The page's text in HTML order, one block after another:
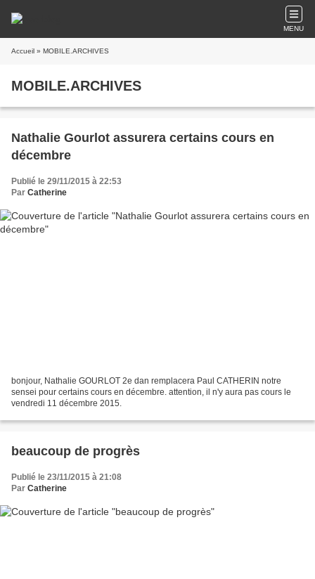
MENU
Accueil » MOBILE.ARCHIVES
MOBILE.ARCHIVES
Nathalie Gourlot assurera certains cours en
décembre
Publié le 29/11/2015 à 22:53
Par Catherine
bonjour, Nathalie GOURLOT 2e dan remplacera Paul CATHERIN notre
sensei pour certains cours en décembre. attention, il n'y aura pas cours le
vendredi 11 décembre 2015.
beaucoup de progrès
Publié le 23/11/2015 à 21:08
Par Catherine